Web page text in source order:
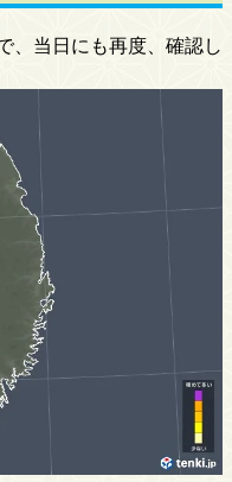
、当日にも再度、確認し